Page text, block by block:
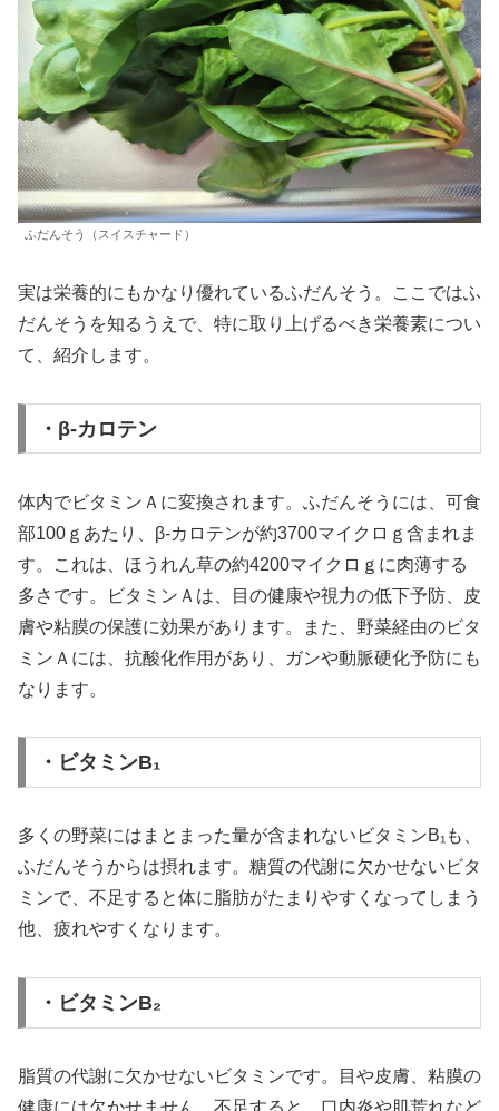
ふだんそう（スイスチャード）
実は栄養的にもかなり優れているふだんそう。ここではふ
だんそうを知るうえで、特に取り上げるべき栄養素につい
て、紹介します。
・β‐カロテン
体内でビタミンＡに変換されます。ふだんそうには、可食
部100ｇあたり、β‐カロテンが約3700マイクロｇ含まれま
す。これは、ほうれん草の約4200マイクロｇに肉薄する
多さです。ビタミンＡは、目の健康や視力の低下予防、皮
膚や粘膜の保護に効果があります。また、野菜経由のビタ
ミンＡには、抗酸化作用があり、ガンや動脈硬化予防にも
なります。
・ビタミンB₁
多くの野菜にはまとまった量が含まれないビタミンB₁も、
ふだんそうからは摂れます。糖質の代謝に欠かせないビタ
ミンで、不足すると体に脂肪がたまりやすくなってしまう
他、疲れやすくなります。
・ビタミンB₂
脂質の代謝に欠かせないビタミンです。目や皮膚、粘膜の
健康には欠かせません。不足すると、口内炎や肌荒れなど